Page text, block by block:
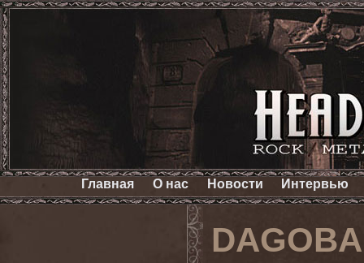
Главная О нас Новости Интервью